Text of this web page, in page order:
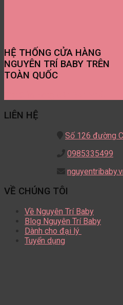
HỆ THỐNG CỬA HÀNG
NGUYÊN TRÍ BABY TRÊN
TOÀN QUỐC
LIÊN HỆ
Số 126 đường
0985335499
VỀ CHÚNG TÔI
Về Nguyên Trí Baby
Blog Nguyên Trí Baby
Dành cho đại lý
Tuyển dụng